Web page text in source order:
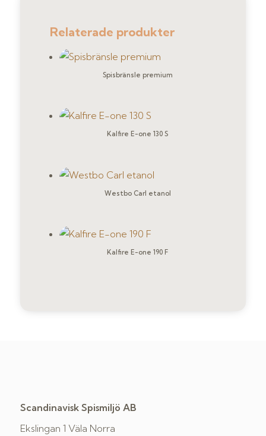
Relaterade produkter
Spisbränsle premium
Kalfire E-one 130 S
Westbo Carl etanol
Kalfire E-one 190 F
Scandinavisk Spismiljö AB
Ekslingan 1 Väla Norra